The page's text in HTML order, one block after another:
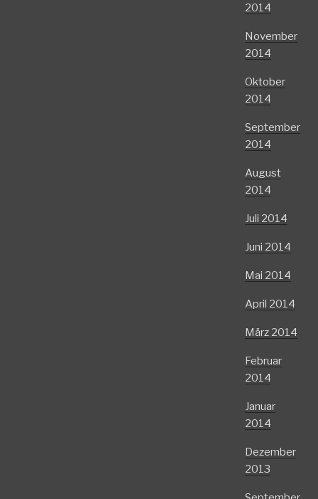
2014
November
2014
Oktober
2014
September
2014
August
2014
Juli 2014
Juni 2014
Mai 2014
April 2014
März 2014
Februar
2014
Januar
2014
Dezember
2013